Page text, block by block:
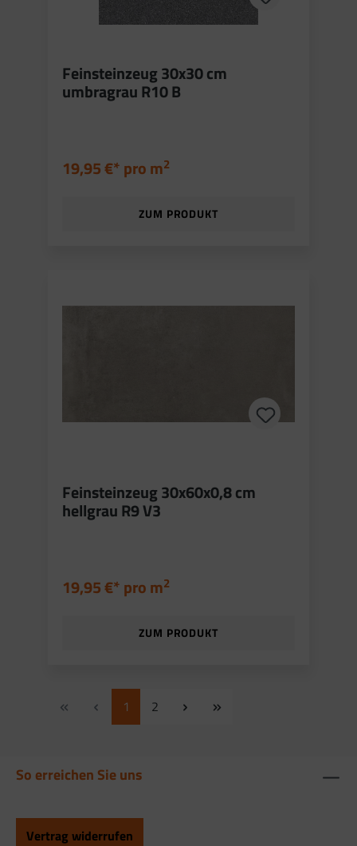
Feinsteinzeug 30x30 cm
umbragrau R10 B
19,95 €* pro m2
ZUM PRODUKT
Feinsteinzeug 30x60x0,8 cm
hellgrau R9 V3
19,95 €* pro m2
ZUM PRODUKT
1 2
So erreichen Sie uns
Vertrag widerrufen